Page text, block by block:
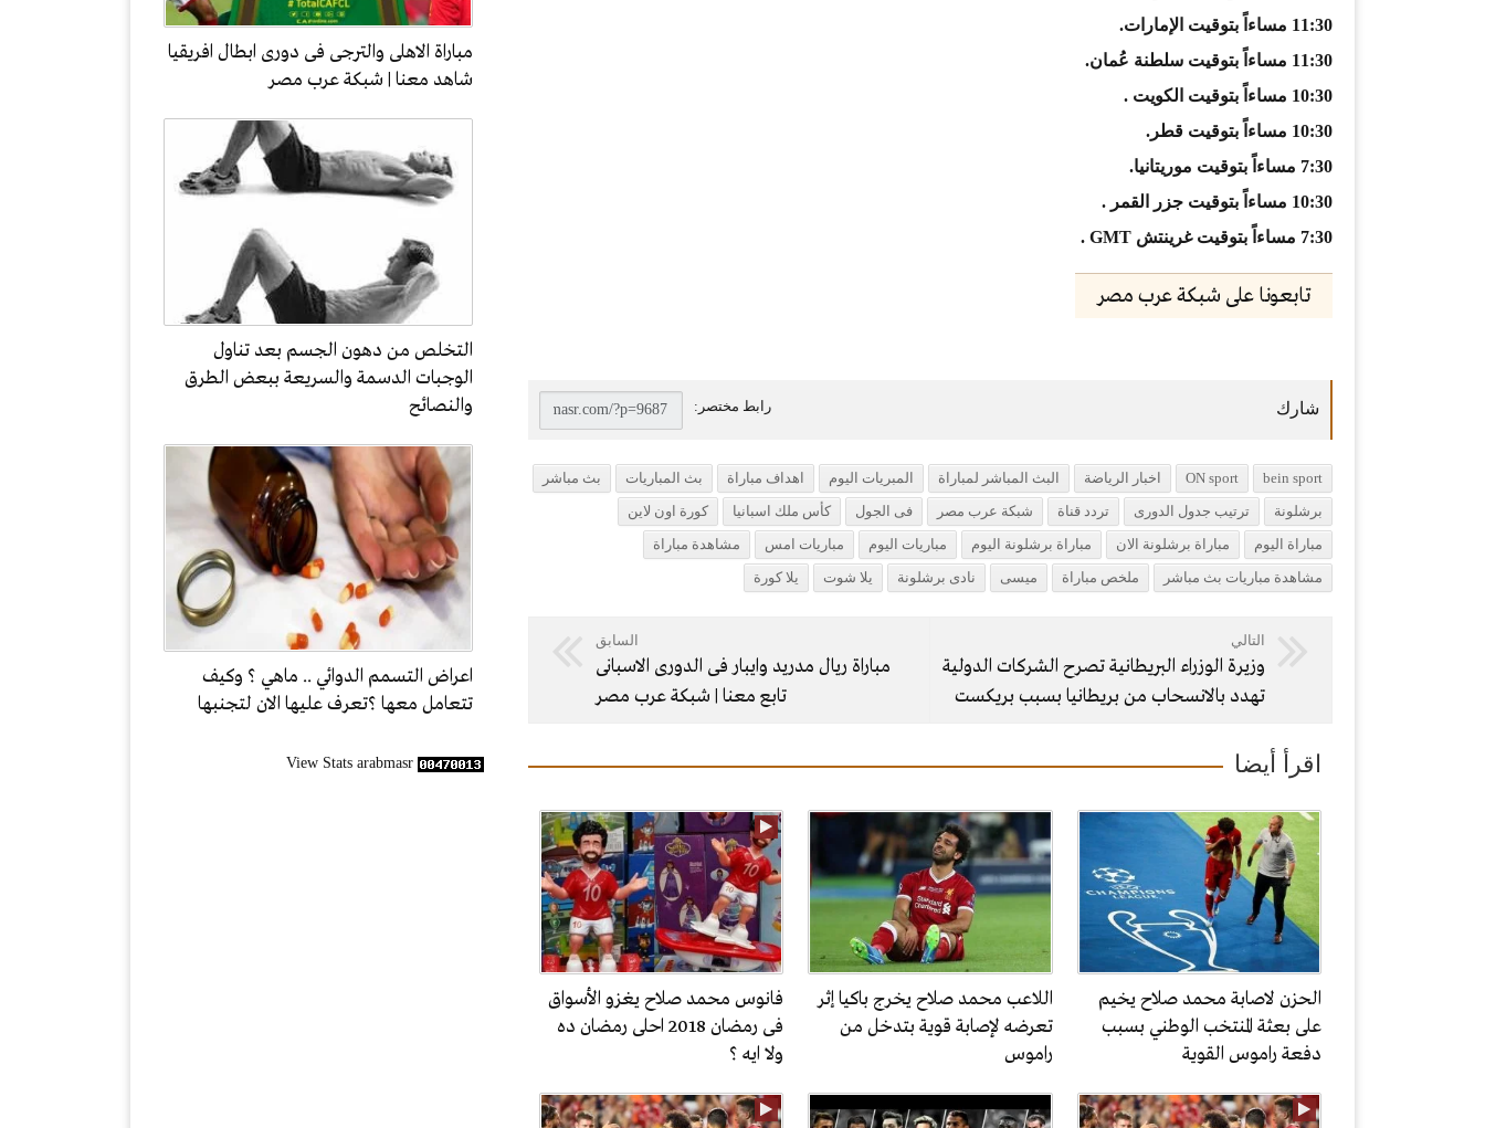
مباراة الاهلى والترجى فى دورى ابطال افريقيا
شاهد معنا | شبكة عرب مصر
التخلص من دهون الجسم بعد تناول
الوجبات الدسمة والسريعة ببعض الطرق
والنصائح
اعراض التسمم الدوائي .. ماهي ؟ وكيف
تتعامل معها ؟تعرف عليها الان لتجنبها
View Stats arabmasr
11:30 مساءاً بتوقيت الإمارات.
11:30 مساءاً بتوقيت سلطنة عُمان.
10:30 مساءاً بتوقيت الكويت .
10:30 مساءاً بتوقيت قطر.
7:30 مساءاً بتوقيت موريتانيا.
10:30 مساءاً بتوقيت جزر القمر .
7:30 مساءاً بتوقيت غرينتش GMT .
تابعونا على شبكة عرب مصر
bein sport
ON sport اخبار الرياضة البث المباشر لمباراة المبريات اليوم اهداف مباراة بث المباريات
بث مباشر
برشلونة
ترتيب جدول الدورى تردد قناة شبكة عرب مصر فى الجول كأس ملك اسبانيا
كورة اون لاين
مباراة اليوم
مباراة برشلونة الان مباراة برشلونة اليوم مباريات اليوم مباريات امس
مشاهدة مباراة
مشاهدة مباريات بث مباشر
ملخص مباراة ميسى نادى برشلونة يلا شوت يلا كورة
التالي
وزيرة الوزراء البريطانية تصرح الشركات الدولية
تهدد بالانسحاب من بريطانيا بسبب بريكست
السابق
مباراة ريال مدريد وايبار فى الدورى الاسبانى
تابع معنا | شبكة عرب مصر
اقرأ أيضا
الحزن لاصابة محمد صلاح يخيم
على بعثة المنتخب الوطني بسبب
دفعة راموس القوية
اللاعب محمد صلاح يخرج باكيا إثر
تعرضه لإصابة قوية بتدخل من
راموس
فانوس محمد صلاح يغزو الأسواق
فى رمضان 2018 احلى رمضان ده
ولا ايه ؟